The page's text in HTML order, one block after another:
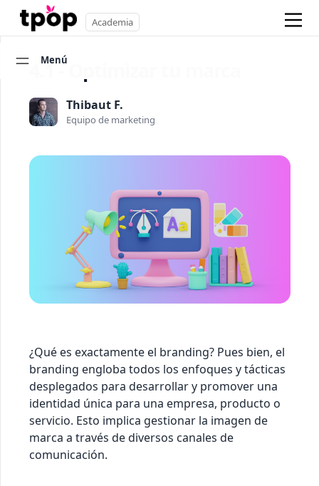
Academia
Menú
4.1 - Optimizar tu marca
Thibaut F.
Equipo de marketing
¿Qué es exactamente el branding? Pues bien, el
branding engloba todos los enfoques y tácticas
desplegados para desarrollar y promover una
identidad única para una empresa, producto o
servicio. Esto implica gestionar la imagen de
marca a través de diversos canales de
comunicación.